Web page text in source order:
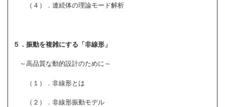
（４）．連続体の理論モード解析
５．振動を複雑にする「非線形」
～高品質な動的設計のために～
（１）．非線形とは
（２）．非線形振動モデル